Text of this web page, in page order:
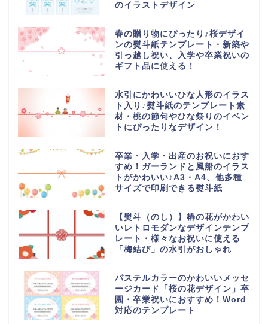
のイラストデザイン
春の贈り物にぴったり♪桜デザイ
ンの熨斗紙テンプレート・新築や
引っ越し祝い、入学や卒業祝いの
ギフト品に使える！
水引にかわいいひな人形のイラス
ト入り♪熨斗紙のテンプレート素
材・桃の節句やひな祭りのイベン
トにぴったりなデザイン！
卒業・入学・出産のお祝いにおす
すめ！ガーランドと風船のイラス
トがかわいい♪A3・A4、他多種
サイズで印刷できる熨斗紙
【熨斗（のし）】椿の花がかわい
いレトロモダンなデザインテンプ
レート・様々なお祝いに使える
「梅結び」の水引がおしゃれ
パステルカラーのかわいいメッセ
ージカード「桜の花デザイン」卒
園・卒業祝いにおすすめ！Word
対応のテンプレート